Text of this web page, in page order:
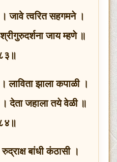
जावे त्वरित सहगमने ।
जाय म्हणे ॥
लाविता झाला कपाळी ।
। देता जहाला तये वेळी ॥
बांधी कंठासी ।